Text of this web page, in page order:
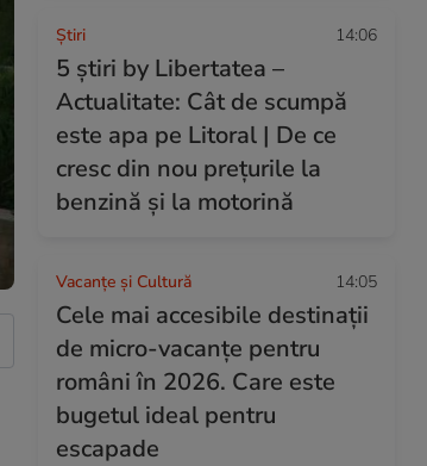
Ştiri 14:06
5 știri by Libertatea –
Actualitate: Cât de scumpă
este apa pe Litoral | De ce
cresc din nou prețurile la
benzină și la motorină
Vacanțe și Cultură 14:05
Cele mai accesibile destinații
de micro-vacanțe pentru
români în 2026. Care este
bugetul ideal pentru
escapade